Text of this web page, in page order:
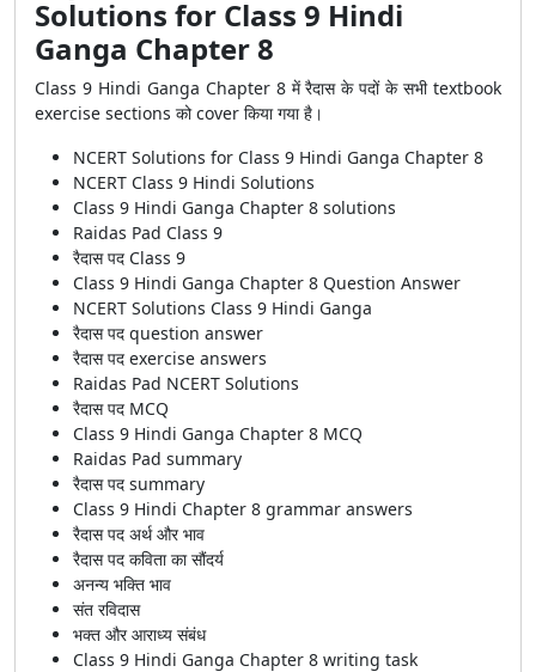
Solutions for Class 9 Hindi
Ganga Chapter 8
Class 9 Hindi Ganga Chapter 8 में रैदास के पदों के सभी textbook
exercise sections को cover किया गया है।
NCERT Solutions for Class 9 Hindi Ganga Chapter 8
NCERT Class 9 Hindi Solutions
Class 9 Hindi Ganga Chapter 8 solutions
Raidas Pad Class 9
रैदास पद Class 9
Class 9 Hindi Ganga Chapter 8 Question Answer
NCERT Solutions Class 9 Hindi Ganga
रैदास पद question answer
रैदास पद exercise answers
Raidas Pad NCERT Solutions
रैदास पद MCQ
Class 9 Hindi Ganga Chapter 8 MCQ
Raidas Pad summary
रैदास पद summary
Class 9 Hindi Chapter 8 grammar answers
रैदास पद अर्थ और भाव
रैदास पद कविता का सौंदर्य
अनन्य भक्ति भाव
संत रविदास
भक्त और आराध्य संबंध
Class 9 Hindi Ganga Chapter 8 writing task